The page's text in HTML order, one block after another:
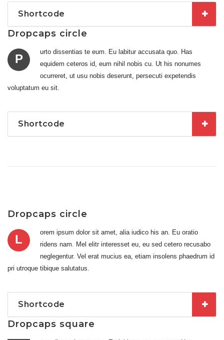
Shortcode
Dropcaps circle
P
urto dissentias te eum. Eu labitur accusata quo. Has
equidem ceteros id, eum nihil nobis cu. Ut his nonumes
ocurreret, ut usu nobis deserunt, persecuti expetendis
voluptatum eu sit.
Shortcode
Dropcaps circle
L
orem ipsum dolor sit amet, alia iudico his an. Eu oratio
ridens nam. Mel elitr interesset eu, eu sed cetero recusabo
neglegentur. Vel erat mucius ea, etiam insolens phaedrum id
pri utroque tibique salutatus.
Shortcode
Dropcaps square